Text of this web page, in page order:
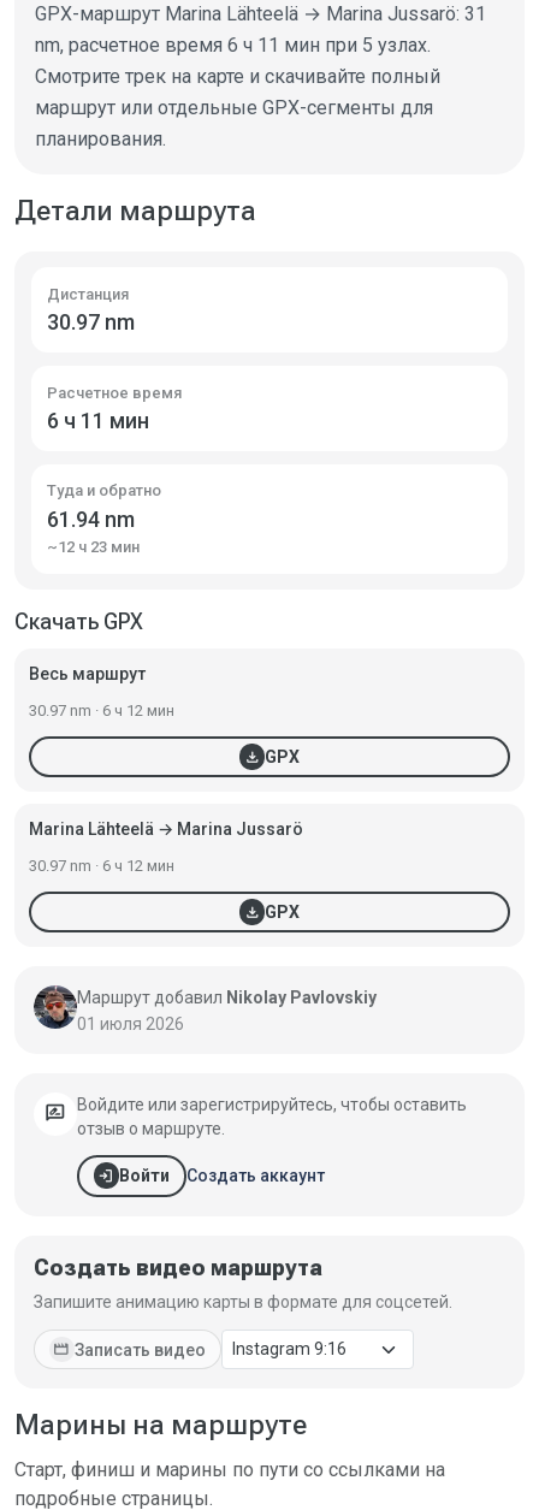
GPX-маршрут Marina Lähteelä → Marina Jussarö: 31
nm, расчетное время 6 ч 11 мин при 5 узлах.
Смотрите трек на карте и скачивайте полный
маршрут или отдельные GPX-сегменты для
планирования.
Детали маршрута
Дистанция
30.97 nm
Расчетное время
6 ч 11 мин
Туда и обратно
61.94 nm
~12 ч 23 мин
Скачать GPX
Весь маршрут
30.97 nm · 6 ч 12 мин
download GPX
Marina Lähteelä → Marina Jussarö
30.97 nm · 6 ч 12 мин
download GPX
Маршрут добавил Nikolay Pavlovskiy
01 июля 2026
rate_review
Войдите или зарегистрируйтесь, чтобы оставить
отзыв о маршруте.
login Войти Создать аккаунт
Создать видео маршрута
Запишите анимацию карты в формате для соцсетей.
movie Записать видео
Марины на маршруте
Старт, финиш и марины по пути со ссылками на
подробные страницы.